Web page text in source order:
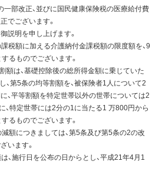
一部改正、並びに国民健康保険税の医療給付費
でございます。
説明を申し上げます。
税額に加える介護納付金課税額の限度額を、9
るものでございます。
額は、基礎控除後の総所得金額に乗じていた
、第5条の均等割額を、被保険者1人について2
、平等割額を特定世帯以外の世帯については2
、特定世帯には2分の1に当たる1 万800円から
るものでございます。
額につきましては、第5条及び第5条の2の改
います。
、施行日を公布の日からとし、平成21年4月1